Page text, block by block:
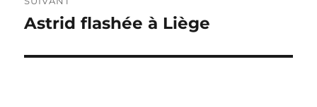
Publication
Astrid flashée à Liège